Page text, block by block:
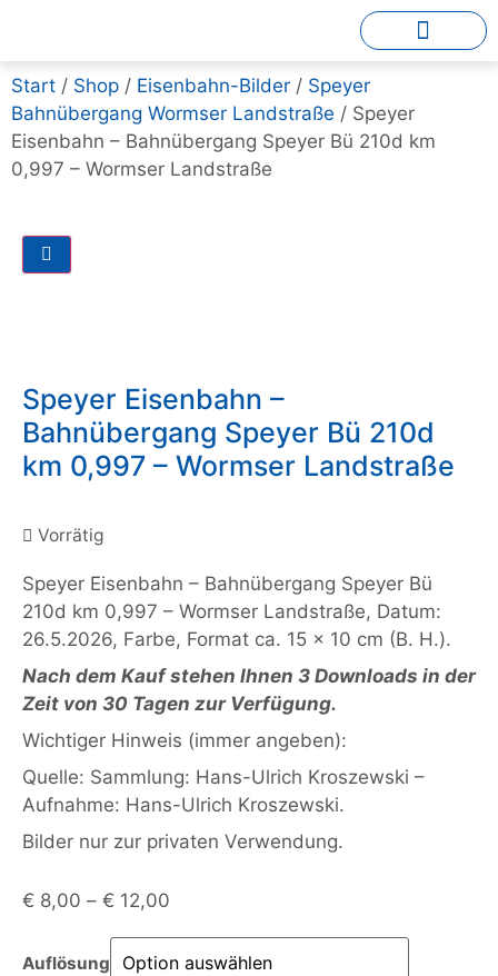
Start / Shop / Eisenbahn-Bilder / Speyer
Bahnübergang Wormser Landstraße / Speyer
Eisenbahn – Bahnübergang Speyer Bü 210d km
0,997 – Wormser Landstraße
Speyer Eisenbahn –
Bahnübergang Speyer Bü 210d
km 0,997 – Wormser Landstraße
Vorrätig
Speyer Eisenbahn – Bahnübergang Speyer Bü
210d km 0,997 – Wormser Landstraße, Datum:
26.5.2026, Farbe, Format ca. 15 x 10 cm (B. H.).
Nach dem Kauf stehen Ihnen 3 Downloads in der
Zeit von 30 Tagen zur Verfügung.
Wichtiger Hinweis (immer angeben):
Quelle: Sammlung: Hans-Ulrich Kroszewski –
Aufnahme: Hans-Ulrich Kroszewski.
Bilder nur zur privaten Verwendung.
€ 8,00 – € 12,00
Auflösung